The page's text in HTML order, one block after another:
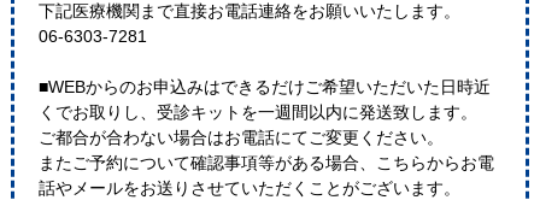
下記医療機関まで直接お電話連絡をお願いいたします。
06-6303-7281
■WEBからのお申込みはできるだけご希望いただいた日時近
くでお取りし、受診キットを一週間以内に発送致します。
ご都合が合わない場合はお電話にてご変更ください。
またご予約について確認事項等がある場合、こちらからお電
話やメールをお送りさせていただくことがございます。